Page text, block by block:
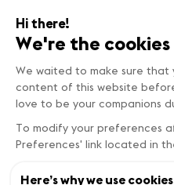
Durabilité